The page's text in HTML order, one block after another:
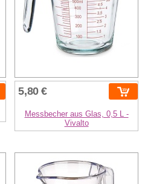
5,80 €
Messbecher aus Glas, 0,5 L -
Vivalto